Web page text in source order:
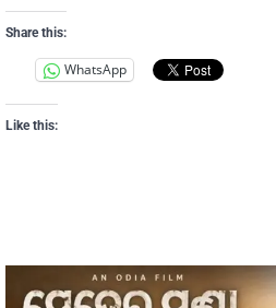
Share this:
WhatsApp
Like this: